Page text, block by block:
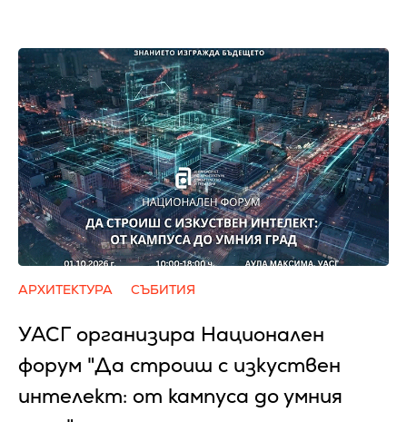
АРХИТЕКТУРА СЪБИТИЯ
УАСГ организира Национален
форум "Да строиш с изкуствен
интелект: от кампуса до умния